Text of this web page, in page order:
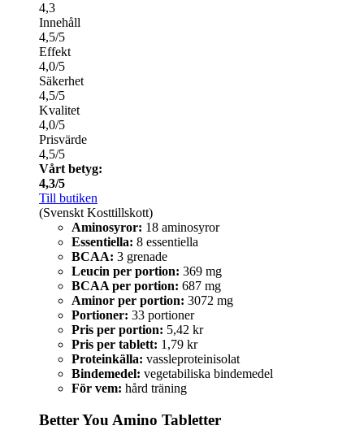
4,3
Innehåll
4,5/5
Effekt
4,0/5
Säkerhet
4,5/5
Kvalitet
4,0/5
Prisvärde
4,5/5
Vårt betyg:
4,3/5
Till butiken
(Svenskt Kosttillskott)
Aminosyror: 18 aminosyror
Essentiella: 8 essentiella
BCAA: 3 grenade
Leucin per portion: 369 mg
BCAA per portion: 687 mg
Aminor per portion: 3072 mg
Portioner: 33 portioner
Pris per portion: 5,42 kr
Pris per tablett: 1,79 kr
Proteinkälla: vassleproteinisolat
Bindemedel: vegetabiliska bindemedel
För vem: hård träning
Better You Amino Tabletter